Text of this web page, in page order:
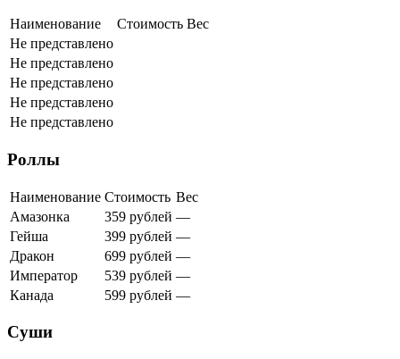
Наименование Стоимость Вес
Не представлено
Не представлено
Не представлено
Не представлено
Не представлено
Роллы
Наименование Стоимость Вес
Амазонка
359 рублей —
Гейша
399 рублей —
Дракон
699 рублей —
Император
539 рублей —
Канада
599 рублей —
Суши